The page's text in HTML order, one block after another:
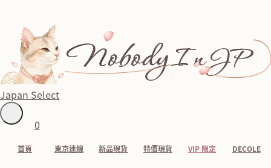
Japan Select
0
首頁 東京連線 新品現貨 特價現貨 VIP 限定 DECOLE